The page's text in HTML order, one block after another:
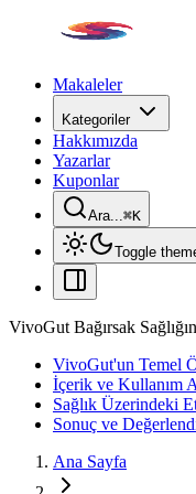
Makaleler
Kategoriler
Hakkımızda
Yazarlar
Kuponlar
Ara...⌘K
Toggle
VivoGut Bağırsak
VivoGut'un Temel
İçerik ve Kullanım
Sağlık Üzerindeki
Sonuç ve
Ana Sayfa